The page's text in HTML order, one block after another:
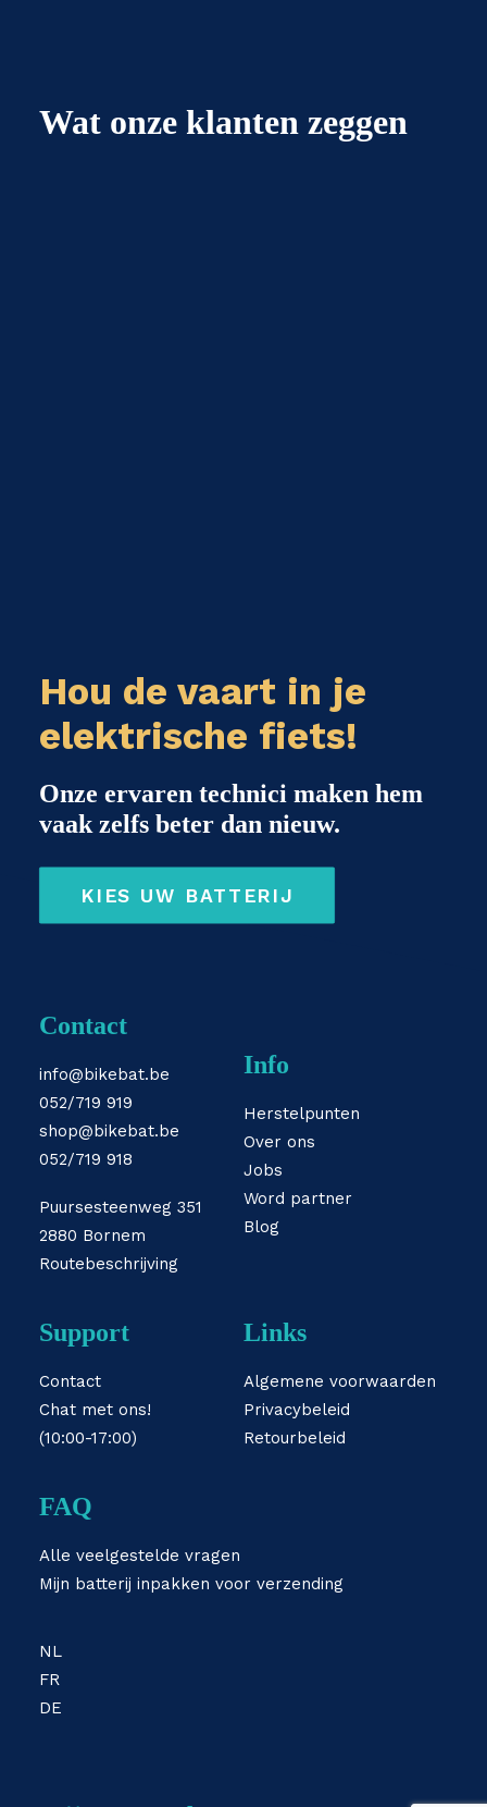
Wat onze klanten zeggen
Hou de vaart in je
elektrische fiets!
Onze ervaren technici maken hem
vaak zelfs beter dan nieuw.
KIES UW BATTERIJ
Contact
info@bikebat.be
052/719 919
shop@bikebat.be
052/719 918
Puursesteenweg 351
2880 Bornem
Routebeschrijving
Info
Herstelpunten
Over ons
Jobs
Word partner
Blog
Support
Contact
Chat met ons!
(10:00-17:00)
Links
Algemene voorwaarden
Privacybeleid
Retourbeleid
FAQ
Alle veelgestelde vragen
Mijn batterij inpakken voor verzending
NL
FR
DE